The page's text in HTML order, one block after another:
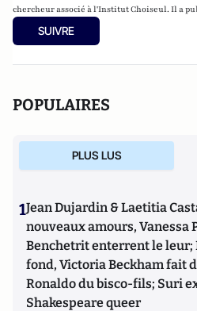
chercheur associé à l'Institut Choiseul. Il a
des démocraties, les Balkans, la Turquie et
SUIVRE
POPULAIRES
PLUS LUS
1Jean Dujardin & Laetitia
nouveaux amours, Vanessa
Benchetrit enterrent le leur;
fond, Victoria Beckham fait
Ronaldo du bisco-fils; Suri
Shakespeare queer